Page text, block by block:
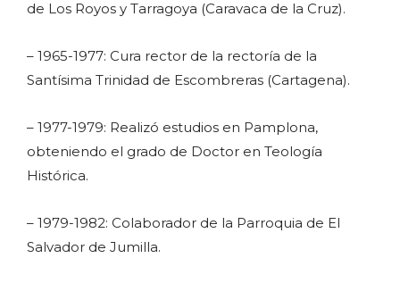
de Los Royos y Tarragoya (Caravaca de la Cruz).
– 1965-1977: Cura rector de la rectoría de la
Santísima Trinidad de Escombreras (Cartagena).
– 1977-1979: Realizó estudios en Pamplona,
obteniendo el grado de Doctor en Teología
Histórica.
– 1979-1982: Colaborador de la Parroquia de El
Salvador de Jumilla.